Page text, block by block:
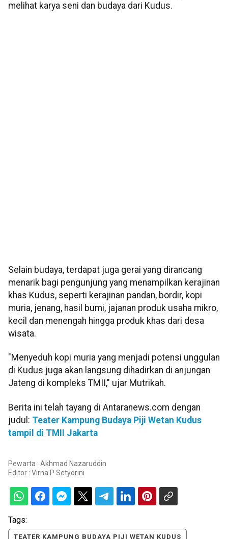
melihat karya seni dan budaya dari Kudus.
Selain budaya, terdapat juga gerai yang dirancang
menarik bagi pengunjung yang menampilkan kerajinan
khas Kudus, seperti kerajinan pandan, bordir, kopi
muria, jenang, hasil bumi, jajanan produk usaha mikro,
kecil dan menengah hingga produk khas dari desa
wisata.
"Menyeduh kopi muria yang menjadi potensi unggulan
di Kudus juga akan langsung dihadirkan di anjungan
Jateng di kompleks TMII," ujar Mutrikah.
Berita ini telah tayang di Antaranews.com dengan
judul: Teater Kampung Budaya Piji Wetan Kudus
tampil di TMII Jakarta
Pewarta : Akhmad Nazaruddin
Editor : Virna P Setyorini
Tags:
TEATER KAMPUNG BUDAYA PIJI WETAN KUDUS